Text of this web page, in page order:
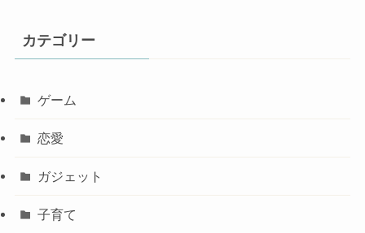
カテゴリー
ゲーム
恋愛
ガジェット
子育て